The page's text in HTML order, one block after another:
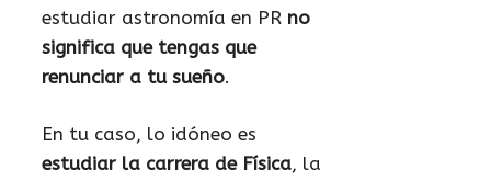
estudiar astronomía en PR no
significa que tengas que
renunciar a tu sueño.
En tu caso, lo idóneo es
estudiar la carrera de Física, la